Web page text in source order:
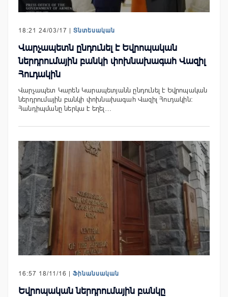
18:21 24/03/17 | Տնտեսական
Վարչապետն ընդունել է Եվրոպական
ներդրումային բանկի փոխնախագահ Վազիլ
Հուդակին
Վարչապետ Կարեն Կարապետյանն ընդունել է Եվրոպական
ներդրումային բանկի փոխնախագահ Վազիլ Հուդակին:
Հանդիպմանը ներկա է եղել…
16:57 18/11/16 | Ֆինանսական
Եվրոպական ներդրումային բանկը